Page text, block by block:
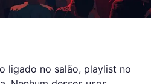
ligado no salão, playlist no